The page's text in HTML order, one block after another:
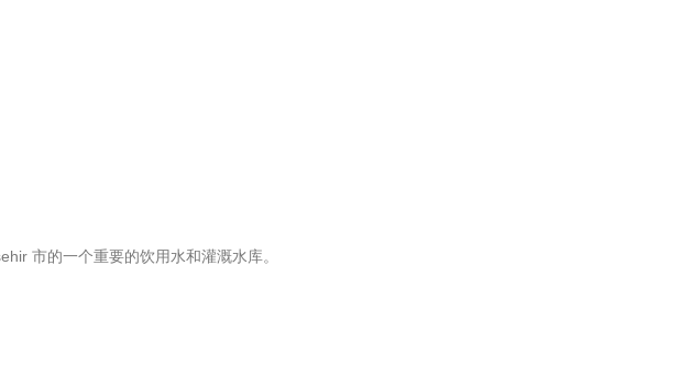
市的一个重要的饮用水和灌溉水库。